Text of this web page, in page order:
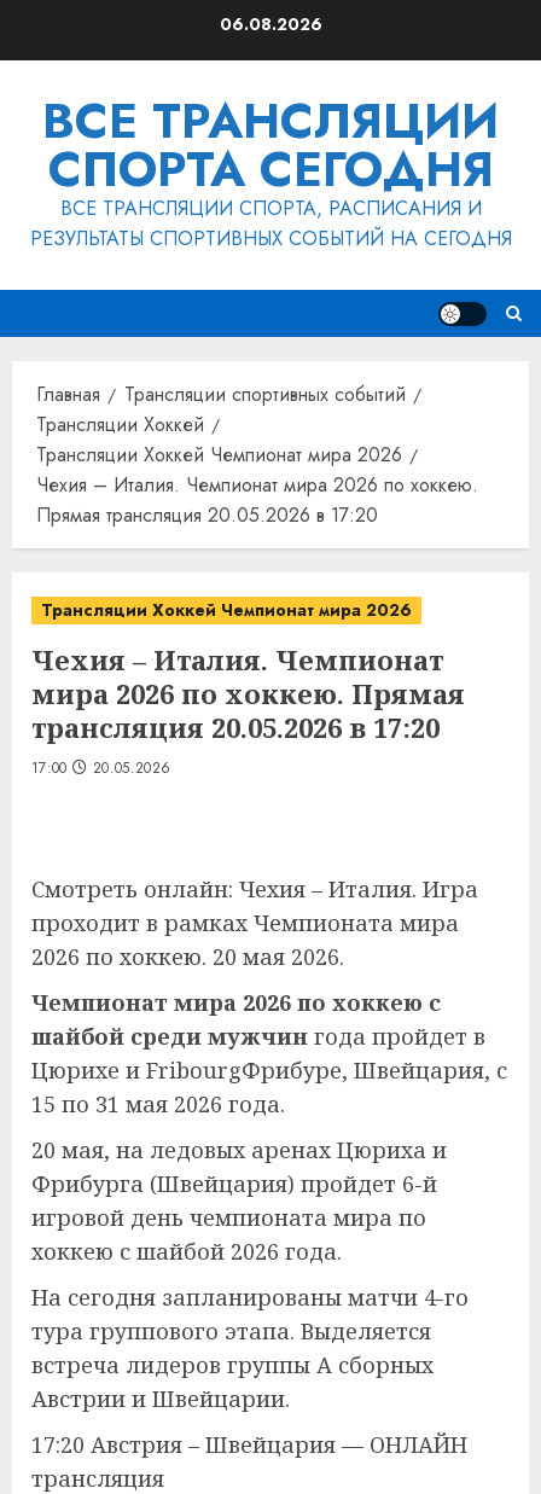
06.08.2026
ВСЕ ТРАНСЛЯЦИИ
СПОРТА СЕГОДНЯ
ВСЕ ТРАНСЛЯЦИИ СПОРТА, РАСПИСАНИЯ И
РЕЗУЛЬТАТЫ СПОРТИВНЫХ СОБЫТИЙ НА СЕГОДНЯ
Главная
Трансляции спортивных событий
Трансляции Хоккей
Трансляции Хоккей Чемпионат мира 2026
Чехия – Италия. Чемпионат мира 2026 по хоккею.
Прямая трансляция 20.05.2026 в 17:20
Трансляции Хоккей Чемпионат мира 2026
Чехия – Италия. Чемпионат
мира 2026 по хоккею. Прямая
трансляция 20.05.2026 в 17:20
17:00 20.05.2026
Смотреть онлайн: Чехия – Италия. Игра
проходит в рамках Чемпионата мира
2026 по хоккею. 20 мая 2026.
Чемпионат мира 2026 по хоккею с
шайбой среди мужчин года пройдет в
Цюрихе и FribourgФрибуре, Швейцария, с
15 по 31 мая 2026 года.
20 мая, на ледовых аренах Цюриха и
Фрибурга (Швейцария) пройдет 6-й
игровой день чемпионата мира по
хоккею с шайбой 2026 года.
На сегодня запланированы матчи 4-го
тура группового этапа. Выделяется
встреча лидеров группы А сборных
Австрии и Швейцарии.
17:20 Австрия – Швейцария — ОНЛАЙН
трансляция